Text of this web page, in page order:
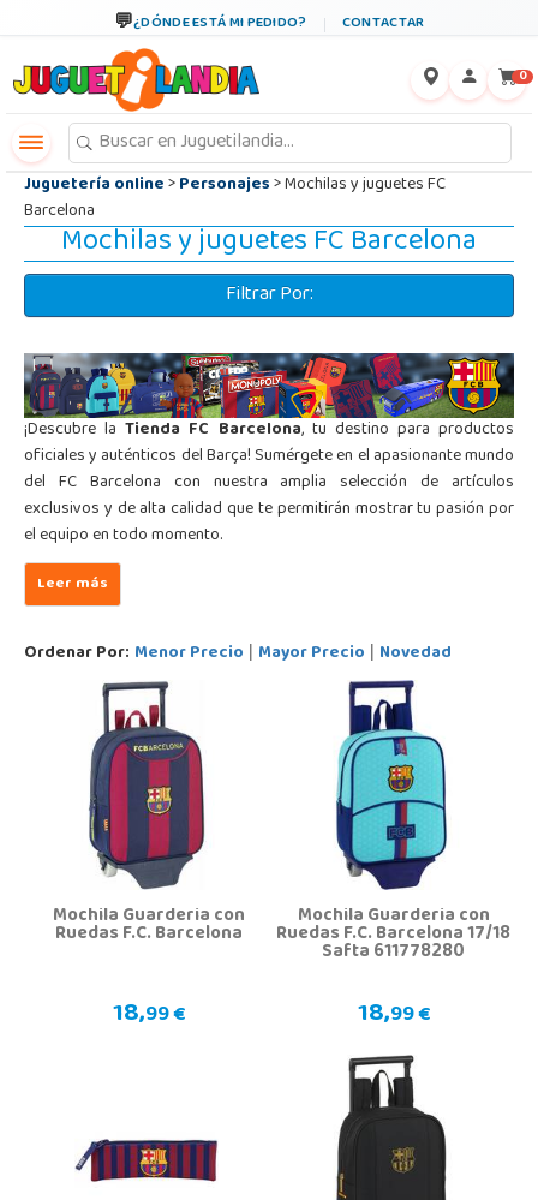
¿DÓNDE ESTÁ MI PEDIDO? CONTACTAR
0
Juguetería online>Personajes> Mochilas y juguetes FC
Barcelona
Mochilas y juguetes FC Barcelona
Filtrar Por:
¡Descubre laTienda FC Barcelona, tu destino para productos
oficiales y auténticos del Barça! Sumérgete en el apasionante mundo
del FC Barcelona con nuestra amplia selección de artículos
exclusivos y de alta calidad que te permitirán mostrar tu pasión por
el equipo en todo momento.
Ordenar Por: Menor Precio | Mayor Precio | Novedad
Mochila Guarderia con
Ruedas F.C. Barcelona
18,99 €
Mochila Guarderia con
Ruedas F.C. Barcelona 17/18
Safta 611778280
18,99 €